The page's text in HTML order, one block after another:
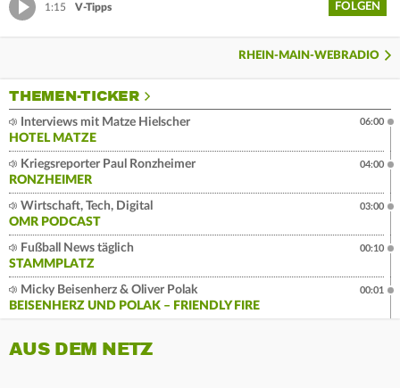
1:15 V-Tipps FOLGEN
RHEIN-MAIN-WEBRADIO
THEMEN-TICKER
Interviews mit Matze Hielscher
HOTEL MATZE
06:00
Kriegsreporter Paul Ronzheimer
RONZHEIMER
04:00
Wirtschaft, Tech, Digital
OMR PODCAST
03:00
Fußball News täglich
STAMMPLATZ
00:10
Micky Beisenherz & Oliver Polak
BEISENHERZ UND POLAK – FRIENDLY FIRE
00:01
AUS DEM NETZ